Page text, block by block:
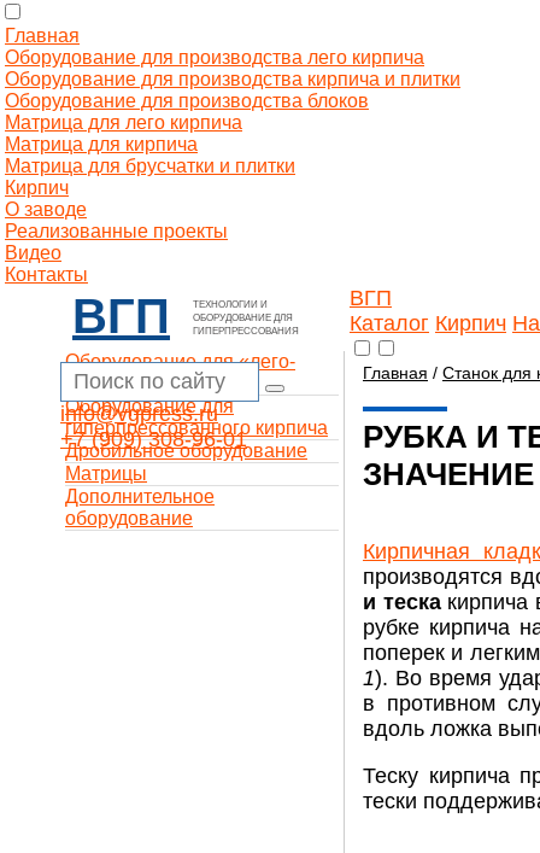
Главная
Оборудование для производства лего кирпича
Оборудование для производства кирпича и плитки
Оборудование для производства блоков
Матрица для лего кирпича
Матрица для кирпича
Матрица для брусчатки и плитки
Кирпич
О заводе
Реализованные проекты
Видео
Контакты
ВГП
ТЕХНОЛОГИИ И
ОБОРУДОВАНИЕ ДЛЯ
ГИПЕРПРЕССОВАНИЯ
ВГП
Каталог Кирпич
info@vgpress.ru
+7 (909) 308-96-01
Оборудование для «лего-
кирпича»
Оборудование для
гиперпрессованного кирпича
Дробильное оборудование
Матрицы
Дополнительное
оборудование
Главная / Станок для
РУБКА И
Кирпичная
производятся
и тескакирпича
рубке кирпича
поперек и
1). Во время
в противном
вдоль ложка
Теску кирпича
тески